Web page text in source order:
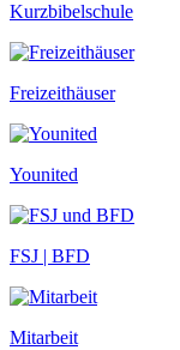
Kurzbibelschule
Freizeithäuser
Younited
FSJ | BFD
Mitarbeit